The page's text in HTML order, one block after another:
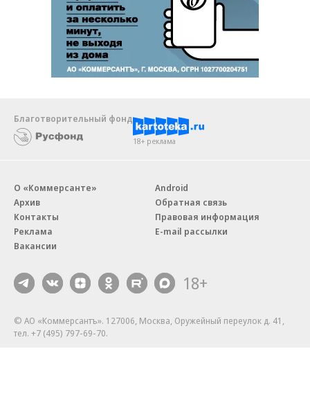
Благотворительный фонд
18+ реклама
О «Коммерсанте»
Архив
Контакты
Реклама
Вакансии
Android
Обратная связь
Правовая информация
E-mail рассылки
18+
© АО «Коммерсантъ». 127006, Москва, Оружейный переулок д. 41,
тел. +7 (495) 797-69-70.